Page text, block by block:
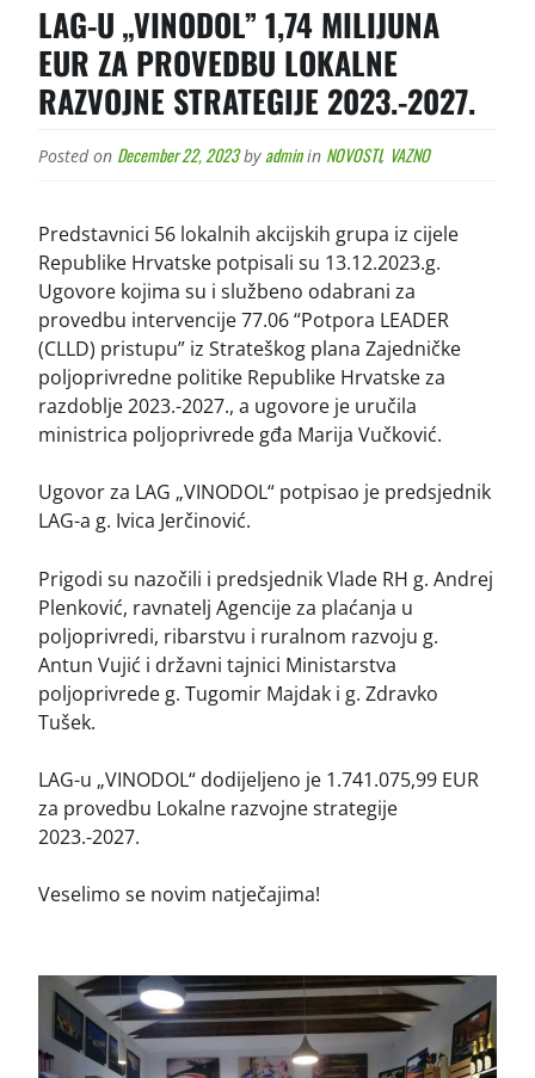
LAG-U „VINODOL” 1,74 MILIJUNA
EUR ZA PROVEDBU LOKALNE
RAZVOJNE STRATEGIJE 2023.-2027.
Posted on December 22, 2023 by admin in NOVOSTI, VAZNO
Predstavnici 56 lokalnih akcijskih grupa iz cijele
Republike Hrvatske potpisali su 13.12.2023.g.
Ugovore kojima su i službeno odabrani za
provedbu intervencije 77.06 “Potpora LEADER
(CLLD) pristupu” iz Strateškog plana Zajedničke
poljoprivredne politike Republike Hrvatske za
razdoblje 2023.-2027., a ugovore je uručila
ministrica poljoprivrede gđa Marija Vučković.
Ugovor za LAG „VINODOL“ potpisao je predsjednik
LAG-a g. Ivica Jerčinović.
Prigodi su nazočili i predsjednik Vlade RH g. Andrej
Plenković, ravnatelj Agencije za plaćanja u
poljoprivredi, ribarstvu i ruralnom razvoju g.
Antun Vujić i državni tajnici Ministarstva
poljoprivrede g. Tugomir Majdak i g. Zdravko
Tušek.
LAG-u „VINODOL“ dodijeljeno je 1.741.075,99 EUR
za provedbu Lokalne razvojne strategije
2023.-2027.
Veselimo se novim natječajima!